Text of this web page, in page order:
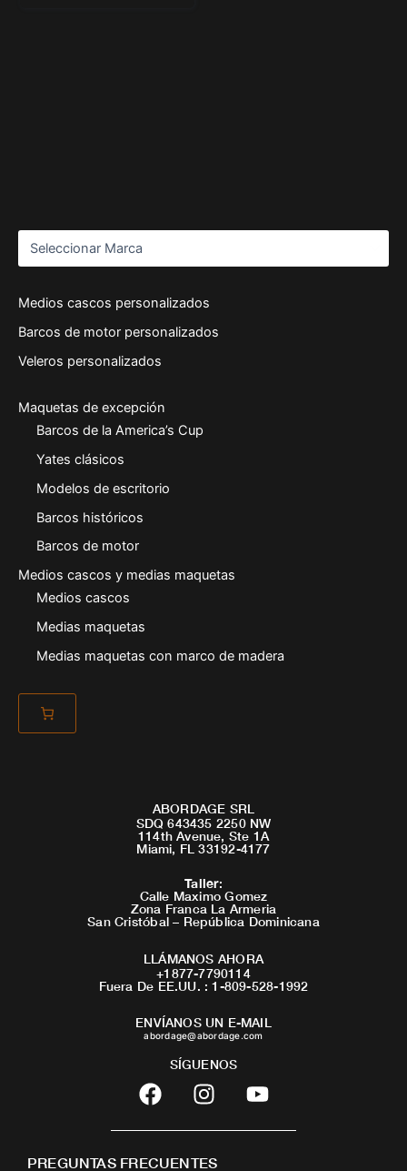
Medios cascos personalizados
Barcos de motor personalizados
Veleros personalizados
Maquetas de excepción
Barcos de la America’s Cup
Yates clásicos
Modelos de escritorio
Barcos históricos
Barcos de motor
Medios cascos y medias maquetas
Medios cascos
Medias maquetas
Medias maquetas con marco de madera
ABORDAGE SRL
SDQ 643435 2250 NW
114th Avenue, Ste 1A
Miami, FL 33192-4177
Taller:
Calle Maximo Gomez
Zona Franca La Armeria
San Cristóbal – República Dominicana
LLÁMANOS AHORA
+1877-7790114
Fuera De EE.UU. : 1-809-528-1992
ENVÍANOS UN E-MAIL
abordage@abordage.com
SÍGUENOS
F
a
c
I
n
s
Y
o
u
PREGUNTAS FRECUENTES